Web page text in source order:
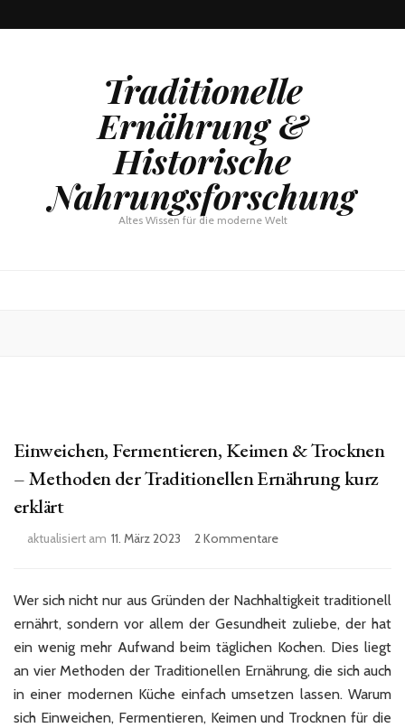
Traditionelle
Ernährung &
Historische
Nahrungsforschung
Altes Wissen für die moderne Welt
Einweichen, Fermentieren, Keimen & Trocknen
– Methoden der Traditionellen Ernährung kurz
erklärt
aktualisiert am 11. März 2023 2 Kommentarezu
Keimen
Trocknen
–
Methoden
der
Traditionellen
Wer sich nicht nur aus Gründen der Nachhaltigkeit traditionell
ernährt, sondern vor allem der Gesundheit zuliebe, der hat
ein wenig mehr Aufwand beim täglichen Kochen. Dies liegt
an vier Methoden der Traditionellen Ernährung, die sich auch
in einer modernen Küche einfach umsetzen lassen. Warum
sich Einweichen, Fermentieren, Keimen und Trocknen für die